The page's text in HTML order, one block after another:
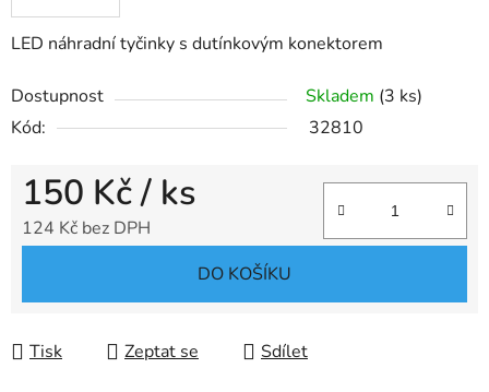
LED náhradní tyčinky s dutínkovým konektorem
Dostupnost Skladem (3 ks)
Kód:
32810
150 Kč/ ks
124 Kč bez DPH
DO KOŠÍKU
Tisk Zeptat se Sdílet